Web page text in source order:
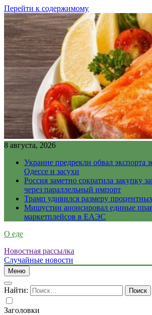
Перейти к содержимому
8 августа, 2026
Украине предрекли обвал экспорта
Одессе и засухи
Россия заметно сократила закупку
через параллельный импорт
Трамп удивился размеру
Мишустин анонсировал единые
маркетплейсов в ЕАЭС
О еде
Новостная рассылка
Случайные новости
Меню
Найти:
Заголовки